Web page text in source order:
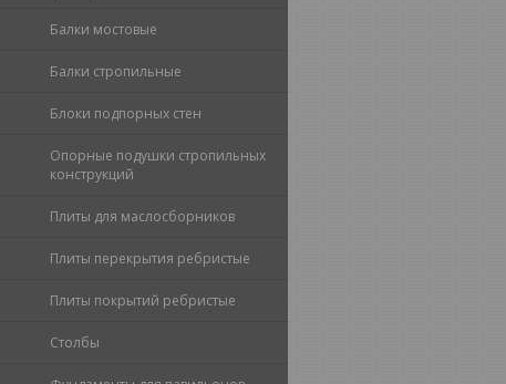
Балки мостовые
Балки стропильные
Блоки подпорных стен
Опорные подушки стропильных
конструкций
Плиты для маслосборников
Плиты перекрытия ребристые
Плиты покрытий ребристые
Столбы